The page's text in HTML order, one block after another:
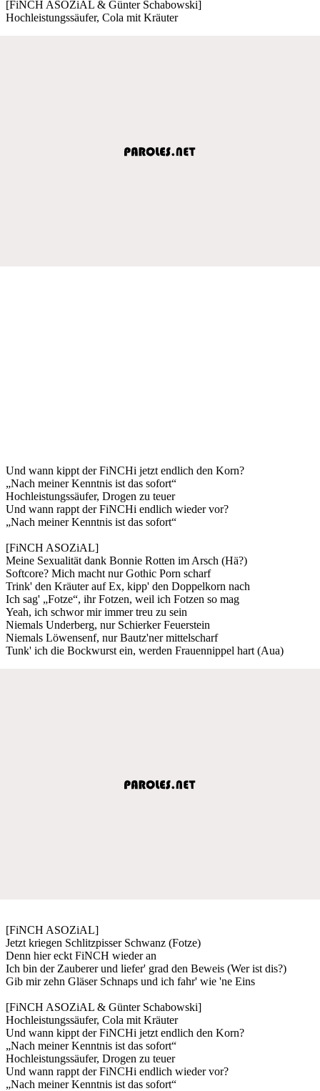
[FiNCH ASOZiAL & Günter Schabowski]
Hochleistungssäufer, Cola mit Kräuter
Und wann kippt der FiNCHi jetzt endlich den Korn?
„Nach meiner Kenntnis ist das sofort“
Hochleistungssäufer, Drogen zu teuer
Und wann rappt der FiNCHi endlich wieder vor?
„Nach meiner Kenntnis ist das sofort“
[FiNCH ASOZiAL]
Meine Sexualität dank Bonnie Rotten im Arsch (Hä?)
Softcore? Mich macht nur Gothic Porn scharf
Trink' den Kräuter auf Ex, kipp' den Doppelkorn nach
Ich sag' „Fotze“, ihr Fotzen, weil ich Fotzen so mag
Yeah, ich schwor mir immer treu zu sein
Niemals Underberg, nur Schierker Feuerstein
Niemals Löwensenf, nur Bautz'ner mittelscharf
Tunk' ich die Bockwurst ein, werden Frauennippel hart (Aua)
[FiNCH ASOZiAL]
Jetzt kriegen Schlitzpisser Schwanz (Fotze)
Denn hier eckt FiNCH wieder an
Ich bin der Zauberer und liefer' grad den Beweis (Wer ist dis?)
Gib mir zehn Gläser Schnaps und ich fahr' wie 'ne Eins
[FiNCH ASOZiAL & Günter Schabowski]
Hochleistungssäufer, Cola mit Kräuter
Und wann kippt der FiNCHi jetzt endlich den Korn?
„Nach meiner Kenntnis ist das sofort“
Hochleistungssäufer, Drogen zu teuer
Und wann rappt der FiNCHi endlich wieder vor?
„Nach meiner Kenntnis ist das sofort“